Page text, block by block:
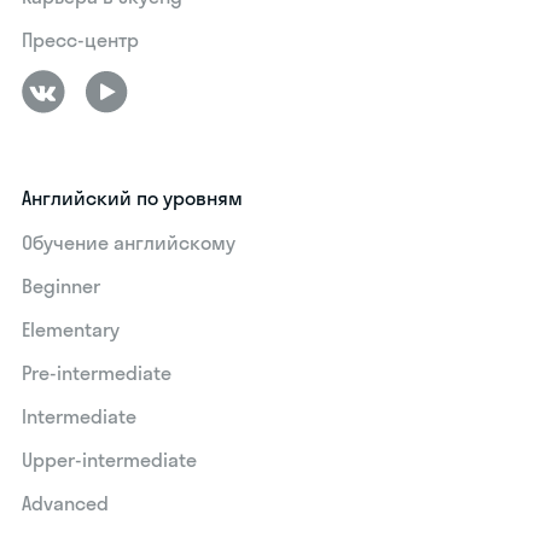
Пресс-центр
Английский по уровням
Обучение английскому
Beginner
Elementary
Pre-intermediate
Intermediate
Upper-intermediate
Advanced